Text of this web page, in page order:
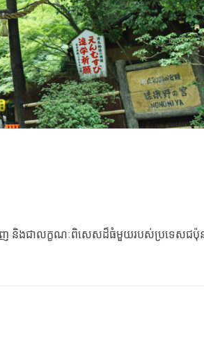
ទាញ និងជាលក្ខណៈពិសេសដ៏ធំមួយរបស់ប្រទេសជប៉ុ